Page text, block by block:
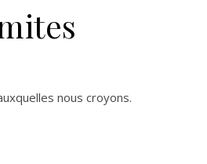
nous croyons.